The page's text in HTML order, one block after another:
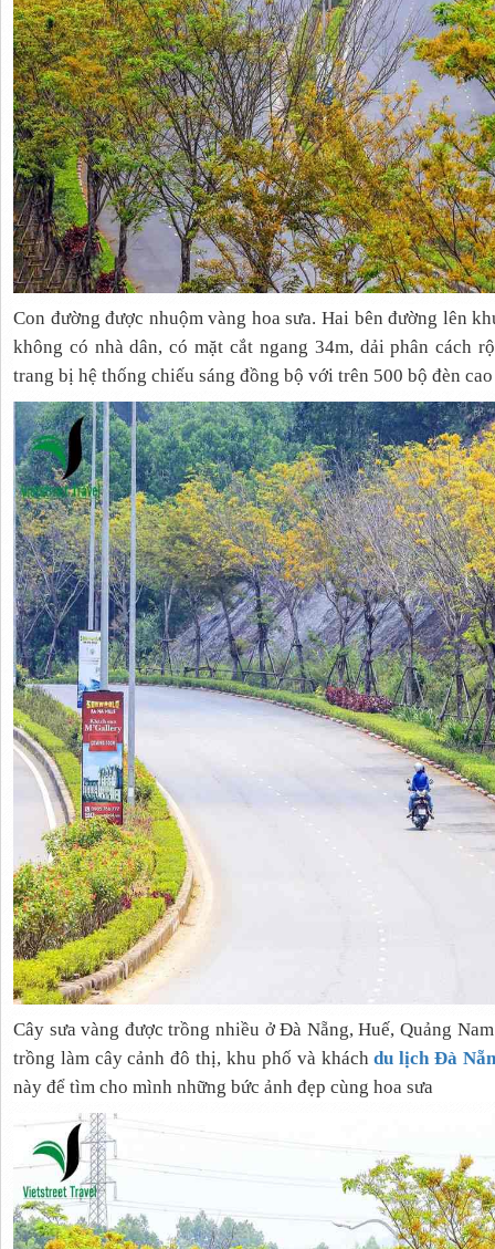
Con đường được nhuộm vàng hoa sưa. Hai bên đường lên
không có nhà dân, có mặt cắt ngang 34m, dải phân cách
trang bị hệ thống chiếu sáng đồng bộ với trên 500 bộ đèn cao
Cây sưa vàng được trồng nhiều ở Đà Nẵng, Huế, Quảng
trồng làm cây cảnh đô thị, khu phố và kháchdu lịch Đà
này để tìm cho mình những bức ảnh đẹp cùng hoa sưa